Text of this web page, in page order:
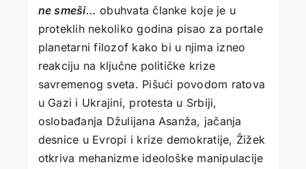
ne smeši… obuhvata članke koje je u
proteklih nekoliko godina pisao za portale
planetarni filozof kako bi u njima izneo
reakciju na ključne političke krize
savremenog sveta. Pišući povodom ratova
u Gazi i Ukrajini, protesta u Srbiji,
oslobađanja Džulijana Asanža, jačanja
desnice u Evropi i krize demokratije, Žižek
otkriva mehanizme ideološke manipulacije